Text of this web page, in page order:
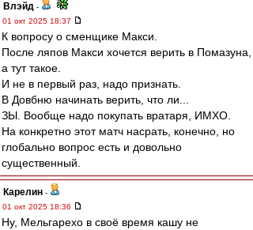
Влэйд -
01 окт 2025 18:37
К вопросу о сменщике Макси.
После ляпов Макси хочется верить в Помазуна,
а тут такое.
И не в первый раз, надо признать.
В Довбню начинать верить, что ли...
ЗЫ. Вообще надо покупать вратаря, ИМХО.
На конкретно этот матч насрать, конечно, но
глобально вопрос есть и довольно
существенный.
Карелин -
01 окт 2025 18:36
Ну, Мельгарехо в своё время кашу не